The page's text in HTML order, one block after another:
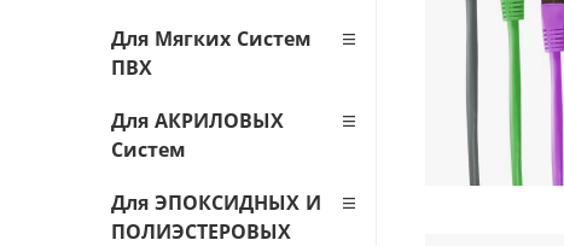
Для Мягких Систем
ПВХ
Для АКРИЛОВЫХ
Систем
Для ЭПОКСИДНЫХ И
ПОЛИЭСТЕРОВЫХ